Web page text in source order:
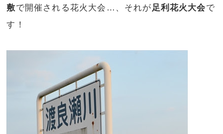
敷で開催される花火大会…、それが足利花火大会で
す！